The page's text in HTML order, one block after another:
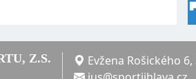
Z.S.
Evžena Rošického 6,